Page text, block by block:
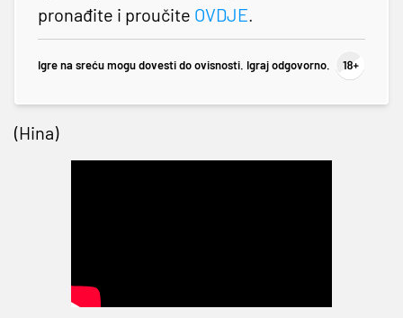
pronađite i proučite OVDJE.
Igre na sreću mogu dovesti do ovisnosti. Igraj odgovorno.
(Hina)